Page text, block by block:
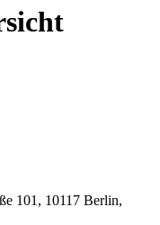
101, 10117 Berlin,